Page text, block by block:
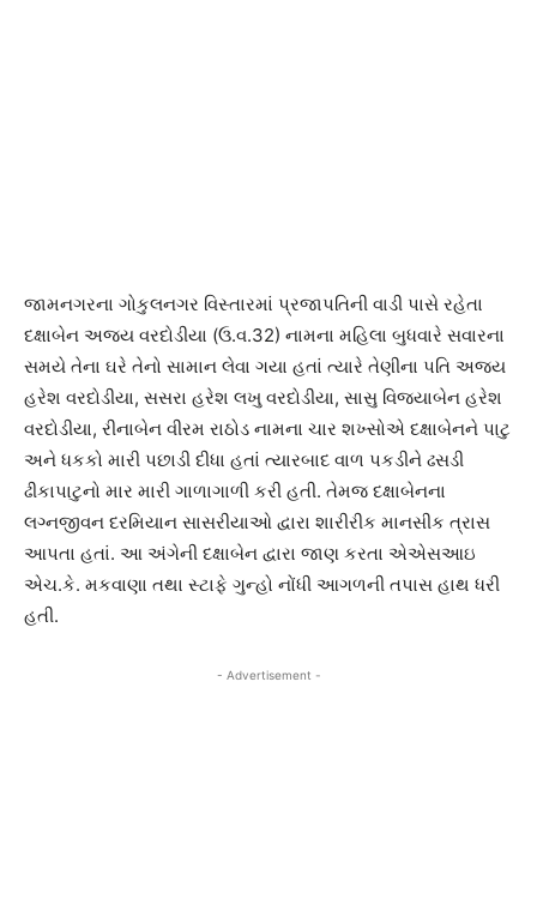
જામનગરના ગોકુલનગર વિસ્તારમાં પ્રજાપતિની વાડી પાસે રહેતા
દક્ષાબેન અજય વરદોડીયા (ઉ.વ.32) નામના મહિલા બુધવારે સવારના
સમયે તેના ઘરે તેનો સામાન લેવા ગયા હતાં ત્યારે તેણીના પતિ અજય
હરેશ વરદોડીયા, સસરા હરેશ લખુ વરદોડીયા, સાસુ વિજયાબેન હરેશ
વરદોડીયા, રીનાબેન વીરમ રાઠોડ નામના ચાર શખ્સોએ દક્ષાબેનને પાટુ
અને ધકકો મારી પછાડી દીધા હતાં ત્યારબાદ વાળ પકડીને ઢસડી
ઢીકાપાટુનો માર મારી ગાળાગાળી કરી હતી. તેમજ દક્ષાબેનના
લગ્નજીવન દરમિયાન સાસરીયાઓ દ્વારા શારીરીક માનસીક ત્રાસ
આપતા હતાં. આ અંગેની દક્ષાબેન દ્વારા જાણ કરતા એએસઆઇ
એચ.કે. મકવાણા તથા સ્ટાફે ગુન્હો નોંધી આગળની તપાસ હાથ ધરી
હતી.
- Advertisement -